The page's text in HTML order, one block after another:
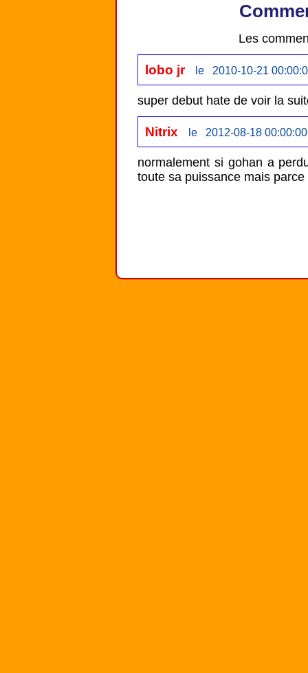
Les
lobo jr le 2010-10-21
super debut hate de voir la
Nitrix le 2012-08-18 00:00:00
normalement si gohan a
toute sa puissance mais